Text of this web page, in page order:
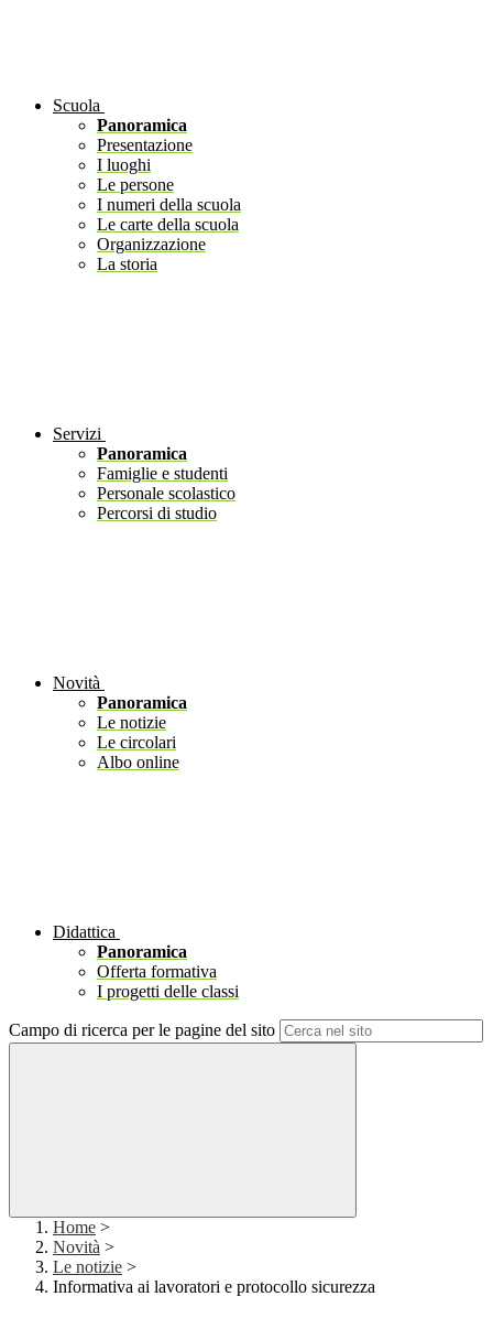
Scuola
Panoramica
Presentazione
I luoghi
Le persone
I numeri della scuola
Le carte della scuola
Organizzazione
La storia
Servizi
Panoramica
Famiglie e studenti
Personale scolastico
Percorsi di studio
Novità
Panoramica
Le notizie
Le circolari
Albo online
Didattica
Panoramica
Offerta formativa
I progetti delle classi
Campo di ricerca per le pagine del sito
Home >
Novità >
Le notizie >
Informativa ai lavoratori e protocollo sicurezza